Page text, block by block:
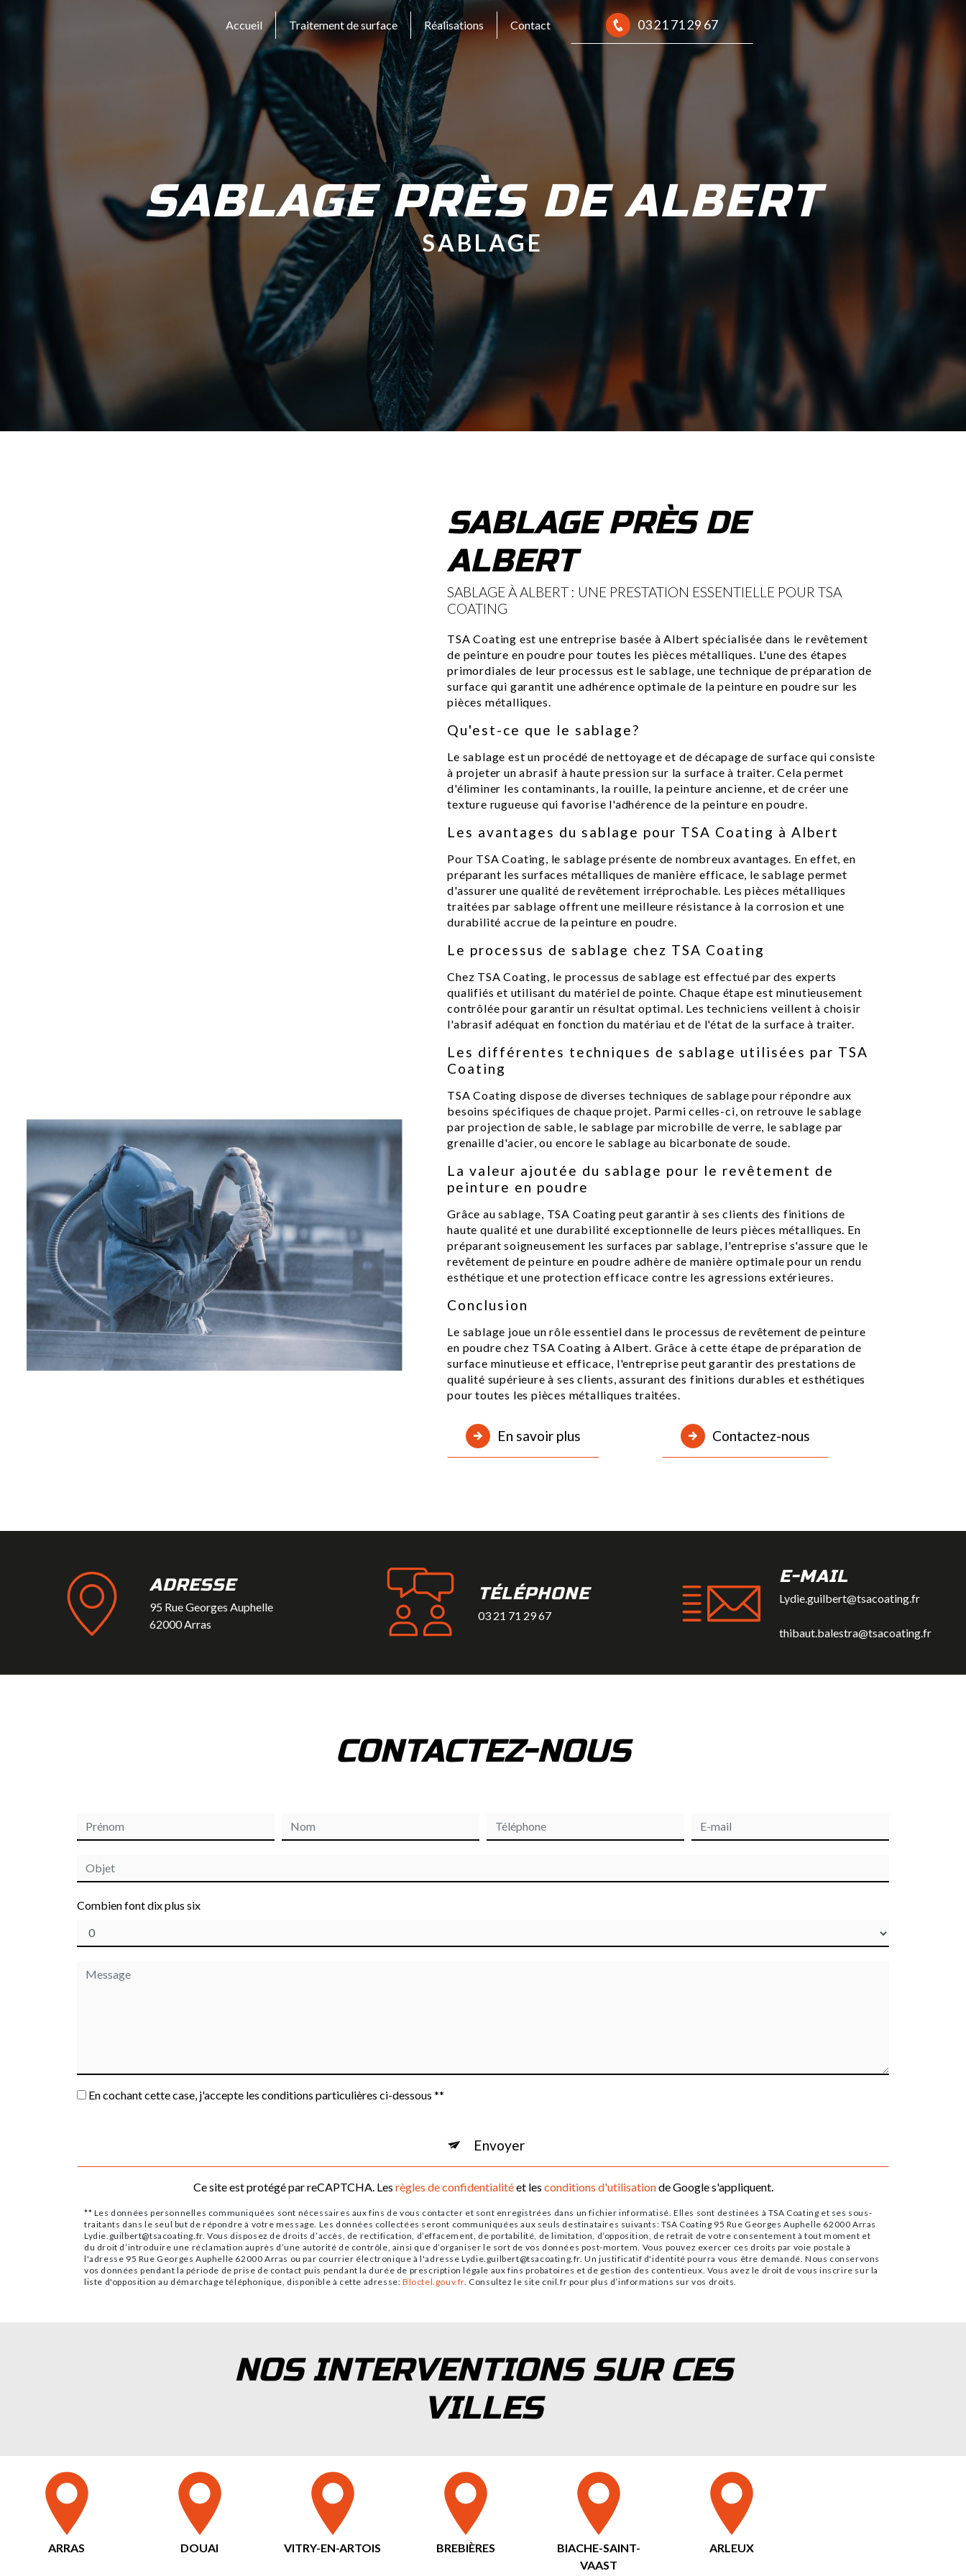
Accueil Traitement de surface Réalisations Contact 03 21 71 29 67
SABLAGE PRÈS DE ALBERT
SABLAGE
SABLAGE PRÈS DE
ALBERT
SABLAGE À ALBERT : UNE PRESTATION ESSENTIELLE POUR TSA
COATING
TSA Coating est une entreprise basée à Albert spécialisée dans le revêtement
de peinture en poudre pour toutes les pièces métalliques. L'une des étapes
primordiales de leur processus est le sablage, une technique de préparation de
surface qui garantit une adhérence optimale de la peinture en poudre sur les
pièces métalliques.
Qu'est-ce que le sablage?
Le sablage est un procédé de nettoyage et de décapage de surface qui consiste
à projeter un abrasif à haute pression sur la surface à traiter. Cela permet
d'éliminer les contaminants, la rouille, la peinture ancienne, et de créer une
texture rugueuse qui favorise l'adhérence de la peinture en poudre.
Les avantages du sablage pour TSA Coating à Albert
Pour TSA Coating, le sablage présente de nombreux avantages. En effet, en
préparant les surfaces métalliques de manière efficace, le sablage permet
d'assurer une qualité de revêtement irréprochable. Les pièces métalliques
traitées par sablage offrent une meilleure résistance à la corrosion et une
durabilité accrue de la peinture en poudre.
Le processus de sablage chez TSA Coating
Chez TSA Coating, le processus de sablage est effectué par des experts
qualifiés et utilisant du matériel de pointe. Chaque étape est minutieusement
contrôlée pour garantir un résultat optimal. Les techniciens veillent à choisir
l'abrasif adéquat en fonction du matériau et de l'état de la surface à traiter.
Les différentes techniques de sablage utilisées par TSA
Coating
TSA Coating dispose de diverses techniques de sablage pour répondre aux
besoins spécifiques de chaque projet. Parmi celles-ci, on retrouve le sablage
par projection de sable, le sablage par microbille de verre, le sablage par
grenaille d'acier, ou encore le sablage au bicarbonate de soude.
La valeur ajoutée du sablage pour le revêtement de
peinture en poudre
Grâce au sablage, TSA Coating peut garantir à ses clients des finitions de
haute qualité et une durabilité exceptionnelle de leurs pièces métalliques. En
préparant soigneusement les surfaces par sablage, l'entreprise s'assure que le
revêtement de peinture en poudre adhère de manière optimale pour un rendu
esthétique et une protection efficace contre les agressions extérieures.
Conclusion
Le sablage joue un rôle essentiel dans le processus de revêtement de peinture
en poudre chez TSA Coating à Albert. Grâce à cette étape de préparation de
surface minutieuse et efficace, l'entreprise peut garantir des prestations de
qualité supérieure à ses clients, assurant des finitions durables et esthétiques
pour toutes les pièces métalliques traitées.
En savoir plus Contactez-nous
ADRESSE
95 Rue Georges Auphelle
62000 Arras
TÉLÉPHONE
03 21 71 29 67
E-MAIL
Lydie.guilbert@tsacoating.fr
thibaut.balestra@tsacoating.fr
CONTACTEZ-NOUS
Combien font dix plus six
En cochant cette case, j'accepte les conditions particulières ci-dessous **
Envoyer
Ce site est protégé par reCAPTCHA. Les règles de confidentialitéet les conditions d'utilisationde Google s'appliquent.
** Les données personnelles communiquées sont nécessaires aux fins de vous contacter et sont enregistrées dans un fichier informatisé. Elles sont destinées à TSA Coating et ses sous-
traitants dans le seul but de répondre à votre message. Les données collectées seront communiquées aux seuls destinataires suivants: TSA Coating 95 Rue Georges Auphelle 62000 Arras
Lydie.guilbert@tsacoating.fr. Vous disposez de droits d’accès, de rectification, d’effacement, de portabilité, de limitation, d’opposition, de retrait de votre consentement à tout moment et
du droit d’introduire une réclamation auprès d’une autorité de contrôle, ainsi que d’organiser le sort de vos données post-mortem. Vous pouvez exercer ces droits par voie postale à
l'adresse 95 Rue Georges Auphelle 62000 Arras ou par courrier électronique à l'adresse Lydie.guilbert@tsacoating.fr. Un justificatif d'identité pourra vous être demandé. Nous conservons
vos données pendant la période de prise de contact puis pendant la durée de prescription légale aux fins probatoires et de gestion des contentieux. Vous avez le droit de vous inscrire sur la
liste d'opposition au démarchage téléphonique, disponible à cette adresse:Bloctel.gouv.fr . Consultez le site cnil.fr pour plus d’informations sur vos droits.
NOS INTERVENTIONS SUR CES
VILLES
ARRAS DOUAI VITRY-EN-ARTOIS BREBIÈRES
BIACHE-SAINT-
VAAST
ARLEUX
Panneau de gestion des cookies